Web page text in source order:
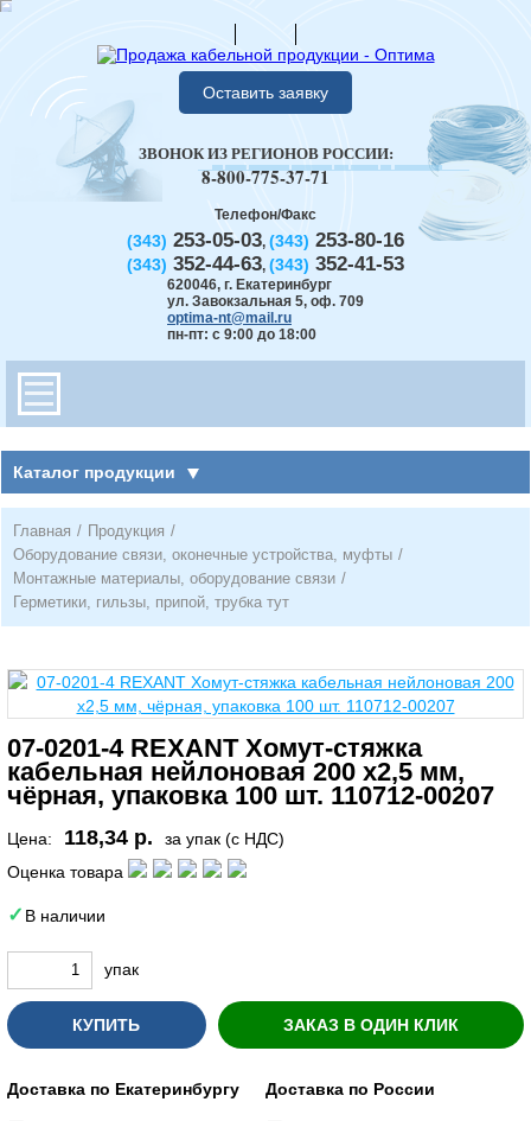
Оставить заявку
Телефон/Факс
(343) 253-05-03, (343) 253-80-16
(343) 352-44-63, (343) 352-41-53
620046, г. Екатеринбург
ул. Завокзальная 5, оф. 709
optima-nt@mail.ru
пн-пт: с 9:00 до 18:00
ЗВОНОК ИЗ РЕГИОНОВ РОССИИ:
8-800-775-37-71
Каталог продукции
Главная / Продукция /
Оборудование связи, оконечные устройства, муфты /
Монтажные материалы, оборудование связи /
Герметики, гильзы, припой, трубка тут
07-0201-4 REXANT Хомут-стяжка
кабельная нейлоновая 200 x2,5 мм,
чёрная, упаковка 100 шт. 110712-00207
Цена: 118,34 р.
за упак (с НДС)
Оценка товара
В наличии
упак
КУПИТЬ ЗАКАЗ В ОДИН КЛИК
Доставка по Екатеринбургу Доставка по России